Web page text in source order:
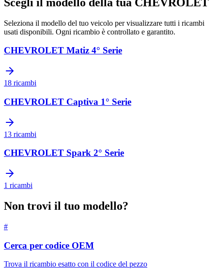
Seleziona il modello del tuo veicolo per visualizzare tutti i ricambi
usati disponibili. Ogni ricambio è controllato e garantito.
CHEVROLET Matiz 4° Serie
18 ricambi
CHEVROLET Captiva 1° Serie
13 ricambi
CHEVROLET Spark 2° Serie
1 ricambi
Non trovi il tuo modello?
#
Cerca per codice OEM
Trova il ricambio esatto con il codice del pezzo